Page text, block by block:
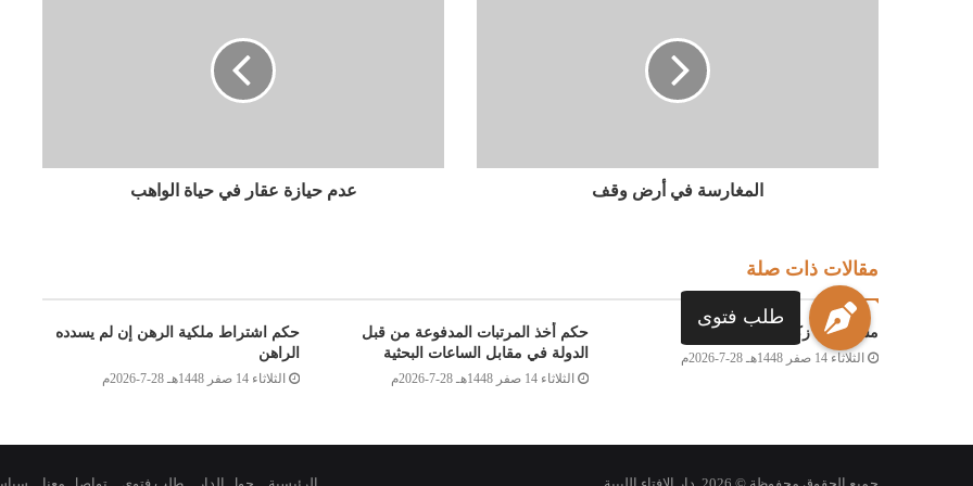
طلب فتوى
المغارسة في أرض وقف عدم حيازة عقار في حياة الواهب
مقالات ذات صلة
مسألة في زكاة الشركات
الثلاثاء 14 صفر 1448هـ 28-7-2026م
حكم أخذ المرتبات المدفوعة من قبل
الدولة في مقابل الساعات البحثية
الثلاثاء 14 صفر 1448هـ 28-7-2026م
حكم اشتراط ملكية الرهن إن لم يسدده
الراهن
الثلاثاء 14 صفر 1448هـ 28-7-2026م